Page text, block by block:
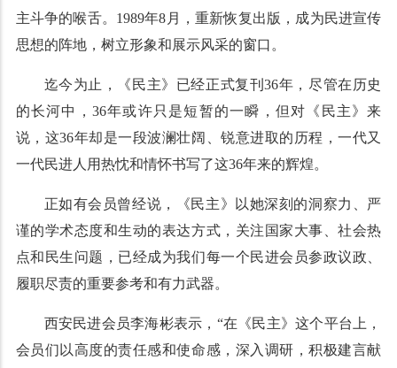
主斗争的喉舌。1989年8月，重新恢复出版，成为民进宣传
思想的阵地，树立形象和展示风采的窗口。
迄今为止，《民主》已经正式复刊36年，尽管在历史
的长河中，36年或许只是短暂的一瞬，但对《民主》来
说，这36年却是一段波澜壮阔、锐意进取的历程，一代又
一代民进人用热忱和情怀书写了这36年来的辉煌。
正如有会员曾经说，《民主》以她深刻的洞察力、严
谨的学术态度和生动的表达方式，关注国家大事、社会热
点和民生问题，已经成为我们每一个民进会员参政议政、
履职尽责的重要参考和有力武器。
西安民进会员李海彬表示，“在《民主》这个平台上，
会员们以高度的责任感和使命感，深入调研，积极建言献